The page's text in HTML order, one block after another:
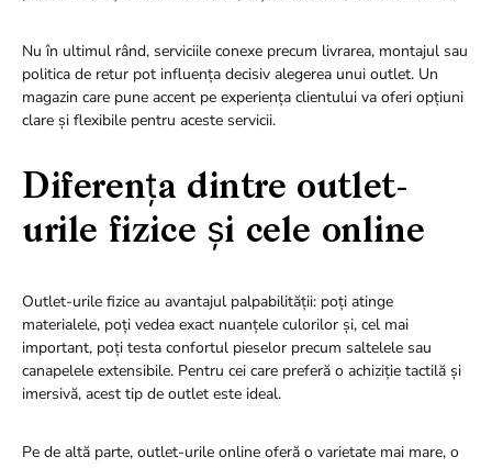
Nu în ultimul rând, serviciile conexe precum livrarea, montajul sau
politica de retur pot influența decisiv alegerea unui outlet. Un
magazin care pune accent pe experiența clientului va oferi opțiuni
clare și flexibile pentru aceste servicii.
Diferența dintre outlet-
urile fizice și cele online
Outlet-urile fizice au avantajul palpabilității: poți atinge
materialele, poți vedea exact nuanțele culorilor și, cel mai
important, poți testa confortul pieselor precum saltelele sau
canapelele extensibile. Pentru cei care preferă o achiziție tactilă și
imersivă, acest tip de outlet este ideal.
Pe de altă parte, outlet-urile online oferă o varietate mai mare, o